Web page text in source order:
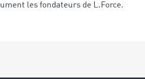
les fondateurs de L.Force.